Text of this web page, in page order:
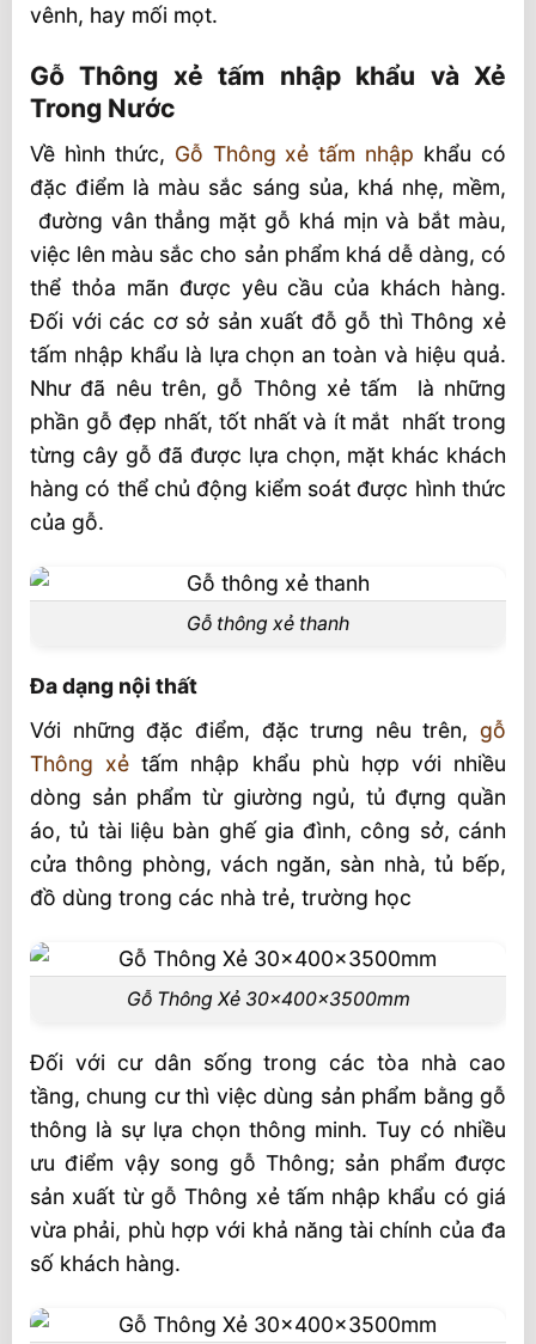
vênh, hay mối mọt.
Gỗ Thông xẻ tấm nhập khẩu và Xẻ
Trong Nước
Về hình thức, Gỗ Thông xẻ tấm nhập khẩu có
đặc điểm là màu sắc sáng sủa, khá nhẹ, mềm,
đường vân thẳng mặt gỗ khá mịn và bắt màu,
việc lên màu sắc cho sản phẩm khá dễ dàng, có
thể thỏa mãn được yêu cầu của khách hàng.
Đối với các cơ sở sản xuất đỗ gỗ thì Thông xẻ
tấm nhập khẩu là lựa chọn an toàn và hiệu quả.
Như đã nêu trên, gỗ Thông xẻ tấm là những
phần gỗ đẹp nhất, tốt nhất và ít mắt nhất trong
từng cây gỗ đã được lựa chọn, mặt khác khách
hàng có thể chủ động kiểm soát được hình thức
của gỗ.
Gỗ thông xẻ thanh
Đa dạng nội thất
Với những đặc điểm, đặc trưng nêu trên, gỗ
Thông xẻ tấm nhập khẩu phù hợp với nhiều
dòng sản phẩm từ giường ngủ, tủ đựng quần
áo, tủ tài liệu bàn ghế gia đình, công sở, cánh
cửa thông phòng, vách ngăn, sàn nhà, tủ bếp,
đồ dùng trong các nhà trẻ, trường học
Gỗ Thông Xẻ 30x400x3500mm
Đối với cư dân sống trong các tòa nhà cao
tầng, chung cư thì việc dùng sản phẩm bằng gỗ
thông là sự lựa chọn thông minh. Tuy có nhiều
ưu điểm vậy song gỗ Thông; sản phẩm được
sản xuất từ gỗ Thông xẻ tấm nhập khẩu có giá
vừa phải, phù hợp với khả năng tài chính của đa
số khách hàng.